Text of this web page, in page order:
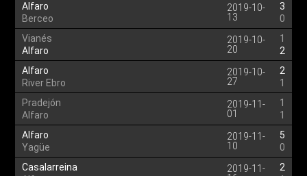
Alfaro
Berceo
2019-10-
13
3
0
Vianés
Alfaro
2019-10-
20
1
2
Alfaro
River Ebro
2019-10-
27
2
1
Pradejón
Alfaro
2019-11-
01
1
1
Alfaro
Yagüe
2019-11-
10
5
0
Casalarreina
2019-11-
2